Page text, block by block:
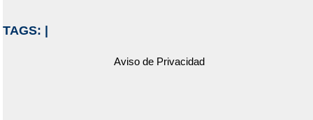
TAGS:
Aviso de Privacidad